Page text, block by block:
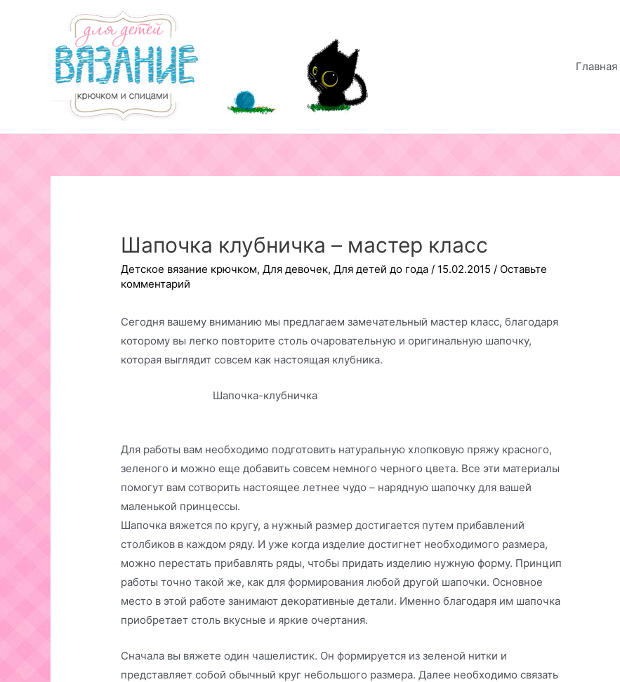
содержимому
Главная
Шапочка клубничка – мастер класс
Детское вязание крючком,Для девочек,Для детей до года / 15.02.2015 / Оставьте
комментарий
Сегодня вашему вниманию мы предлагаем замечательный мастер класс, благодаря
которому вы легко повторите столь очаровательную и оригинальную шапочку,
которая выглядит совсем как настоящая клубника.
Шапочка-клубничка
Для работы вам необходимо подготовить натуральную хлопковую пряжу красного,
зеленого и можно еще добавить совсем немного черного цвета. Все эти материалы
помогут вам сотворить настоящее летнее чудо – нарядную шапочку для вашей
маленькой принцессы.
Шапочка вяжется по кругу, а нужный размер достигается путем прибавлений
столбиков в каждом ряду. И уже когда изделие достигнет необходимого размера,
можно перестать прибавлять ряды, чтобы придать изделию нужную форму. Принцип
работы точно такой же, как для формирования любой другой шапочки. Основное
место в этой работе занимают декоративные детали. Именно благодаря им шапочка
приобретает столь вкусные и яркие очертания.
Сначала вы вяжете один чашелистик. Он формируется из зеленой нитки и
представляет собой обычный круг небольшого размера. Далее необходимо связать